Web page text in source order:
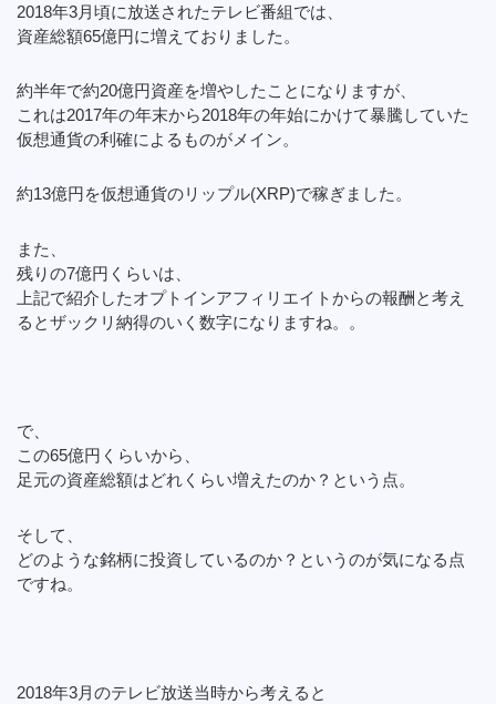
2018年3月頃に放送されたテレビ番組では、
資産総額65億円に増えておりました。
約半年で約20億円資産を増やしたことになりますが、
これは2017年の年末から2018年の年始にかけて暴騰していた
仮想通貨の利確によるものがメイン。
約13億円を仮想通貨のリップル(XRP)で稼ぎました。
また、
残りの7億円くらいは、
上記で紹介したオプトインアフィリエイトからの報酬と考え
るとザックリ納得のいく数字になりますね。。
で、
この65億円くらいから、
足元の資産総額はどれくらい増えたのか？という点。
そして、
どのような銘柄に投資しているのか？というのが気になる点
ですね。
2018年3月のテレビ放送当時から考えると